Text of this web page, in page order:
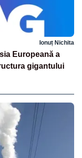
Ionuț Nichita
Europeană a
gigantului